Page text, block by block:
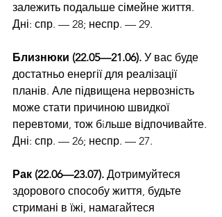
залежить подальше сімейне життя.
Дні: спр. — 28; неспр. — 29.
Близнюки (22.05—21.06). У вас буде
достатньо енергії для реалізації
планів. Але підвищена нервозність
може стати причиною швидкої
перевтоми, тож бiльше відпочивайте.
Дні: спр. — 26; неспр. — 27.
Рак (22.06—23.07). Дотримуйтеся
здорового способу життя, будьте
стримані в їжі, намагайтеся